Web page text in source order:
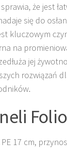
że jest
się do
kluczowym
na
jej
rozwiązań
17 cm,